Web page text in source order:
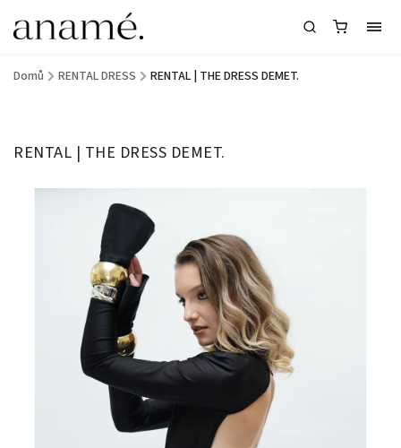
Domů / RENTAL DRESS / RENTAL | THE DRESS DEMET.
RENTAL | THE DRESS DEMET.